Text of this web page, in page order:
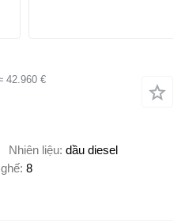
42.960 €
Nhiên liệu dầu diesel
8